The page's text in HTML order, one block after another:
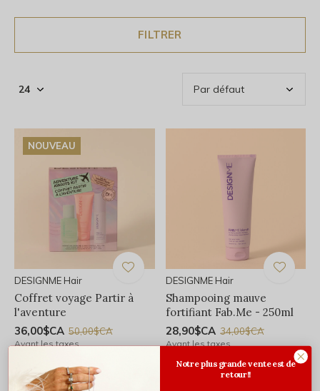
FILTRER
NOUVEAU
DESIGNME Hair
Coffret voyage Partir à
l'aventure
36,00$CA 50,00$CA
Avant les taxes
DESIGNME Hair
Shampooing mauve
fortifiant Fab.Me - 250ml
28,90$CA 34,00$CA
Avant les taxes
Notre plus grande vente est de
retour!!